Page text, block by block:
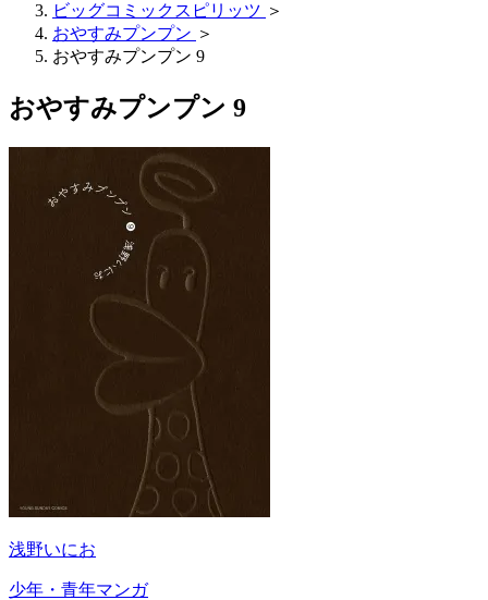
ビッグコミックスピリッツ ＞
おやすみプンプン ＞
おやすみプンプン 9
おやすみプンプン 9
浅野いにお
少年・青年マンガ